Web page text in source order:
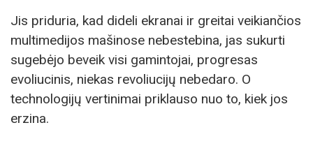
Jis priduria, kad dideli ekranai ir greitai veikiančios
multimedijos mašinose nebestebina, jas sukurti
sugebėjo beveik visi gamintojai, progresas
evoliucinis, niekas revoliucijų nebedaro. O
technologijų vertinimai priklauso nuo to, kiek jos
erzina.